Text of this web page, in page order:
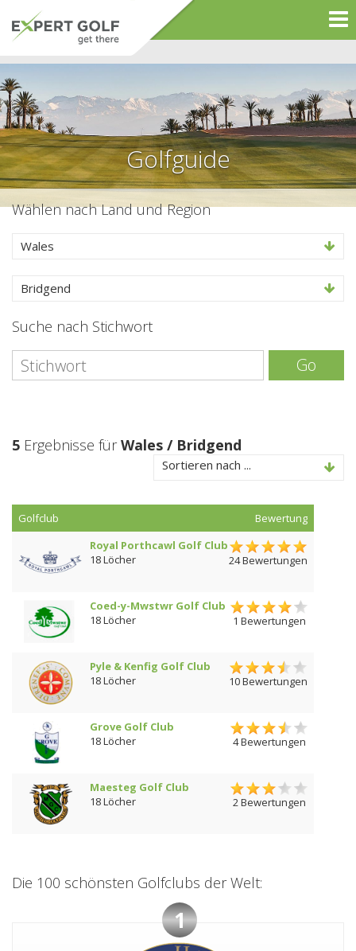
Golfguide
Wählen nach Land und Region
Wales
Bridgend
Suche nach Stichwort
Go
5 Ergebnisse fürWales / Bridgend
Sortieren nach ...
Golfclub
Bewertung
Royal Porthcawl Golf Club
18 Löcher
24 Bewertungen
Coed-y-Mwstwr Golf Club
18 Löcher
1 Bewertungen
Pyle & Kenfig Golf Club
18 Löcher
10 Bewertungen
Grove Golf Club
18 Löcher
4 Bewertungen
Maesteg Golf Club
18 Löcher
2 Bewertungen
Die 100 schönsten Golfclubs der Welt:
1